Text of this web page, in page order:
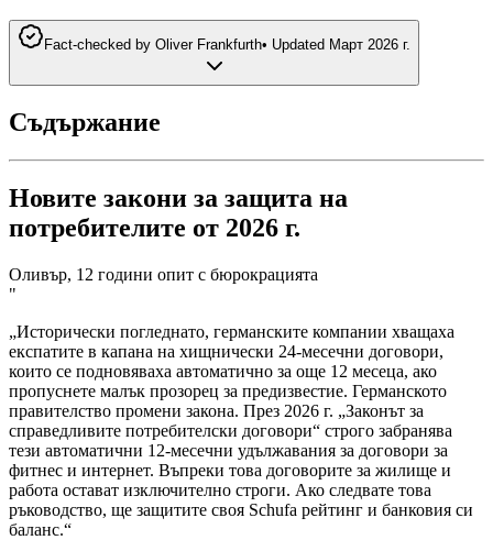
Fact-checked by Oliver Frankfurth• Updated Март 2026 г.
Съдържание
Новите закони за защита на
потребителите от 2026 г.
Оливър, 12 години опит с бюрокрацията
"
„Исторически погледнато, германските компании хващаха
експатите в капана на хищнически 24-месечни договори,
които се подновяваха автоматично за още 12 месеца, ако
пропуснете малък прозорец за предизвестие. Германското
правителство промени закона. През 2026 г. „Законът за
справедливите потребителски договори“ строго забранява
тези автоматични 12-месечни удължавания за договори за
фитнес и интернет. Въпреки това договорите за жилище и
работа остават изключително строги. Ако следвате това
ръководство, ще защитите своя Schufa рейтинг и банковия си
баланс.“